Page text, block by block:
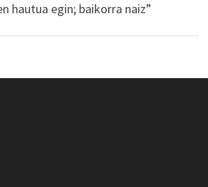
hautua egin; baikorra naiz”